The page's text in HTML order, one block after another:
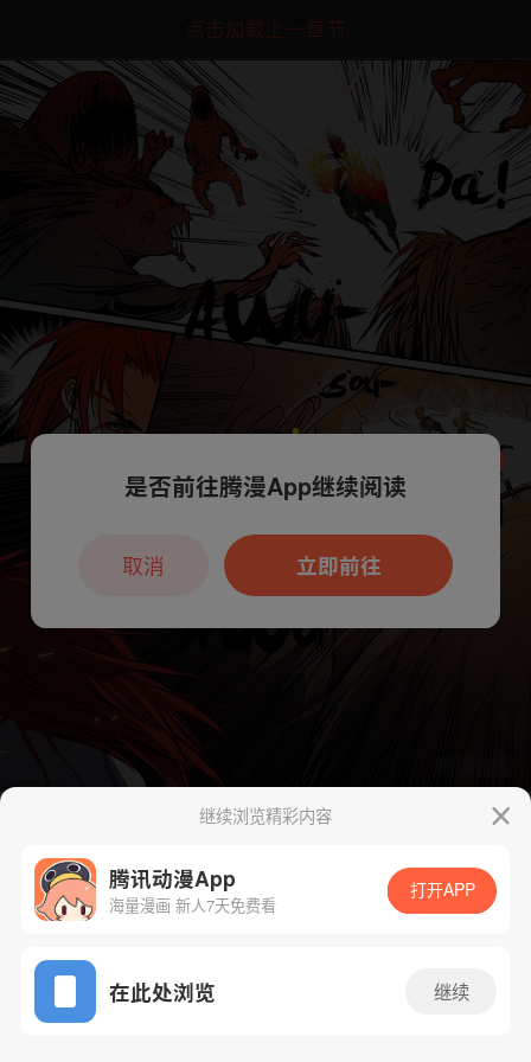
点击加载上一章节
App免费看
下一话
继续浏览精彩内容
腾讯动漫App
海量漫画 新人7天免费看
打开APP
在此处浏览 继续
本章节仅支持App阅读，可打开App新用
户7天免费看
是否前往腾漫App继续阅读
立即前往
取消